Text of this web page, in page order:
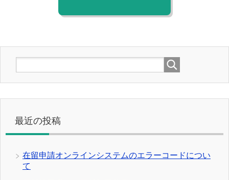
最近の投稿
在留申請オンラインシステムのエラーコードについ
て